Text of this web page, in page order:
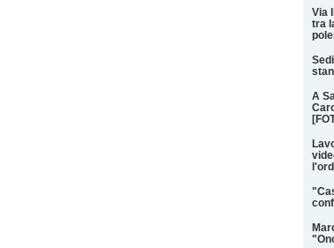
Via
tra
A